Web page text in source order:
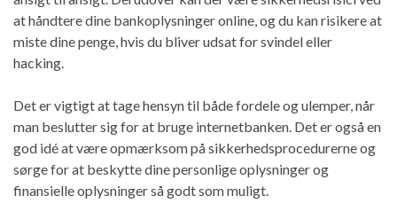
at håndtere dine bankoplysninger online, og du kan risikere at
miste dine penge, hvis du bliver udsat for svindel eller
hacking.
Det er vigtigt at tage hensyn til både fordele og ulemper, når
man beslutter sig for at bruge internetbanken. Det er også en
god idé at være opmærksom på sikkerhedsprocedurerne og
sørge for at beskytte dine personlige oplysninger og
finansielle oplysninger så godt som muligt.